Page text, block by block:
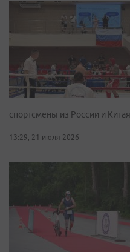
спортсмены из России и Китая
13:29, 21 июля 2026